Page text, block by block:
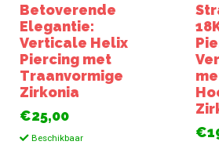
Betoverende
Elegantie:
Verticale Helix
Piercing met
Traanvormige
Zirkonia
€25,00
Beschikbaar